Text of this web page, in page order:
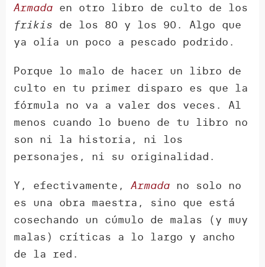
Armada en otro libro de culto de los
frikis de los 80 y los 90. Algo que
ya olía un poco a pescado podrido.
Porque lo malo de hacer un libro de
culto en tu primer disparo es que la
fórmula no va a valer dos veces. Al
menos cuando lo bueno de tu libro no
son ni la historia, ni los
personajes, ni su originalidad.
Y, efectivamente,Armada no solo no
es una obra maestra, sino que está
cosechando un cúmulo de malas (y muy
malas) críticas a lo largo y ancho
de la red.